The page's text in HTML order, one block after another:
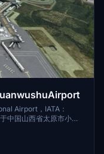
Airport，IATA：
中国山西省太原市小店
环9公里，距太原南站仅
、华北机场群成员 [2]
2座（1号航站楼面积